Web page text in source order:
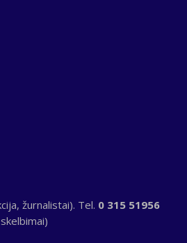
žurnalistai). Tel. 0 315 51956